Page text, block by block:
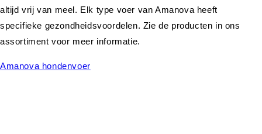
altijd vrij van meel. Elk type voer van Amanova heeft
specifieke gezondheidsvoordelen. Zie de producten in ons
assortiment voor meer informatie.
Amanova hondenvoer